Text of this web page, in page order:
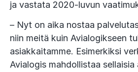
ja vastata 2020-luvun
– Nyt on aika nostaa
niin meitä kuin Avialogikseen
asiakkaitamme. Esimerkiksi
Avialogis mahdollistaa